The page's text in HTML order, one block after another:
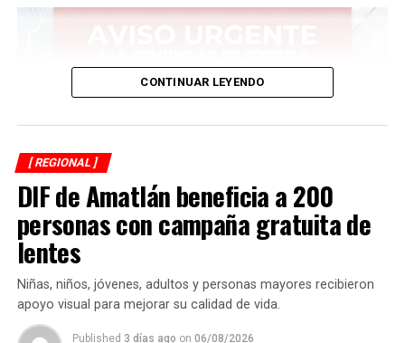
CONTINUAR LEYENDO
[ REGIONAL ]
DIF de Amatlán beneficia a 200
personas con campaña gratuita de
lentes
Niñas, niños, jóvenes, adultos y personas mayores recibieron
apoyo visual para mejorar su calidad de vida.
Published 3 días ago on 06/08/2026